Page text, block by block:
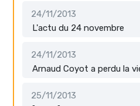
24/11/2013
L'actu du 24 novembre
24/11/2013
Arnaud Coyot a perdu la
25/11/2013